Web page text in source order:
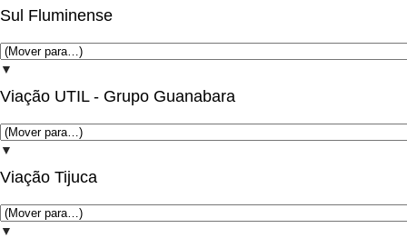
Sul Fluminense
▼
Viação UTIL - Grupo Guanabara
▼
Viação Tijuca
▼